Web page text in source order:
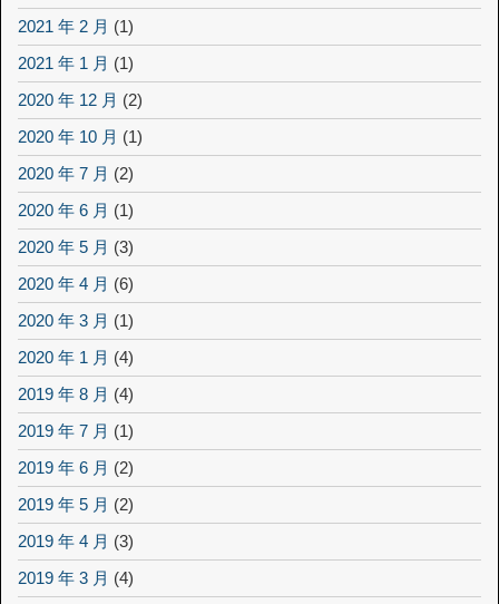
2021 年 2 月 (1)
2021 年 1 月 (1)
2020 年 12 月 (2)
2020 年 10 月 (1)
2020 年 7 月 (2)
2020 年 6 月 (1)
2020 年 5 月 (3)
2020 年 4 月 (6)
2020 年 3 月 (1)
2020 年 1 月 (4)
2019 年 8 月 (4)
2019 年 7 月 (1)
2019 年 6 月 (2)
2019 年 5 月 (2)
2019 年 4 月 (3)
2019 年 3 月 (4)